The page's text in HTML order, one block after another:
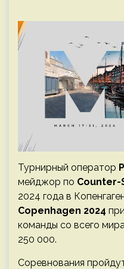
Турнирный оператор
мейджор по Counter-
2024 года в
Copenhagen 2024
команды со всего
250 000.
Соревнования